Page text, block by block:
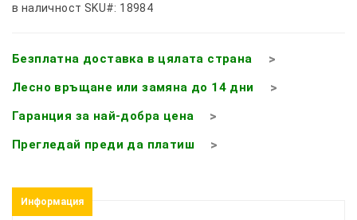
в наличност SKU#: 18984
Безплатна доставка в цялата страна
Лесно връщане или замяна до 14 дни
Гаранция за най-добра цена
Прегледай преди да платиш
Информация